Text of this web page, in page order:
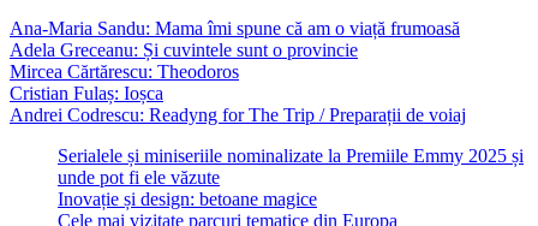
Ana-Maria Sandu: Mama îmi spune că am o viață frumoasă
Adela Greceanu: Și cuvintele sunt o provincie
Mircea Cărtărescu: Theodoros
Cristian Fulaș: Ioșca
Andrei Codrescu: Readyng for The Trip / Preparații de voiaj
Serialele și miniseriile nominalizate la Premiile Emmy 2025 și
unde pot fi ele văzute
Inovație și design: betoane magice
Cele mai vizitate parcuri tematice din Europa